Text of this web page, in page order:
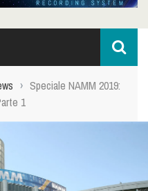
› Speciale NAMM 2019:
1